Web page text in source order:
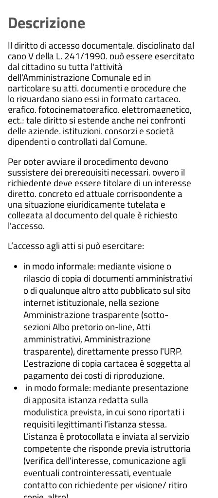
Descrizione
Il diritto di accesso documentale, disciplinato dal
capo V della L. 241/1990, può essere esercitato
dal cittadino su tutta l'attività
dell'Amministrazione Comunale ed in
particolare su atti, documenti e procedure che
lo riguardano siano essi in formato cartaceo,
grafico, fotocinematografico, elettromagnetico,
ect.; tale diritto si estende anche nei confronti
delle aziende, istituzioni, consorzi e società
dipendenti o controllati dal Comune.
Per poter avviare il procedimento devono
sussistere dei prerequisiti necessari, ovvero il
richiedente deve essere titolare di un interesse
diretto, concreto ed attuale corrispondente a
una situazione giuridicamente tutelata e
collegata al documento del quale è richiesto
l'accesso.
L’accesso agli atti si può esercitare:
in modo informale: mediante visione o
rilascio di copia di documenti amministrativi
o di qualunque altro atto pubblicato sul sito
internet istituzionale, nella sezione
Amministrazione trasparente (sotto-
sezioni Albo pretorio on-line, Atti
amministrativi, Amministrazione
trasparente), direttamente presso l'URP.
L'estrazione di copia cartacea è soggetta al
pagamento dei costi di riproduzione.
in modo formale: mediante presentazione
di apposita istanza redatta sulla
modulistica prevista, in cui sono riportati i
requisiti legittimanti l’istanza stessa.
L’istanza è protocollata e inviata al servizio
competente che risponde previa istruttoria
(verifica dell’interesse, comunicazione agli
eventuali controinteressati, eventuale
contatto con richiedente per visione/ ritiro